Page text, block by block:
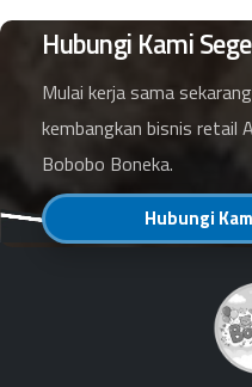
Hubungi Kami
Mulai kerja sama
kembangkan bisnis retail
Bobobo Boneka.
Hubungi